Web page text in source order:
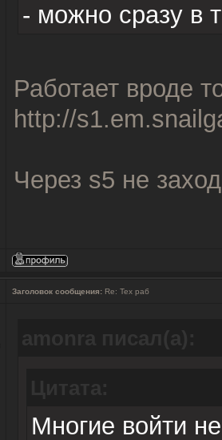
- можно сразу в
Работает вроде
http://
Через s5 не
Заголовок сообщения: Re: Тех раб
Многие войти